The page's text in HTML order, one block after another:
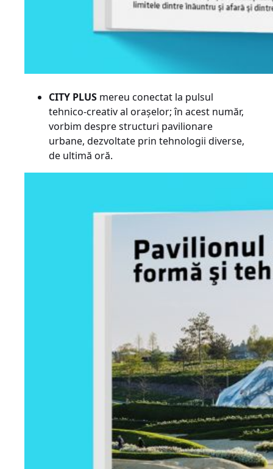
CITY PLUS mereu conectat la pulsul
tehnico-creativ al orașelor; în acest număr,
vorbim despre structuri pavilionare
urbane, dezvoltate prin tehnologii diverse,
de ultimă oră.